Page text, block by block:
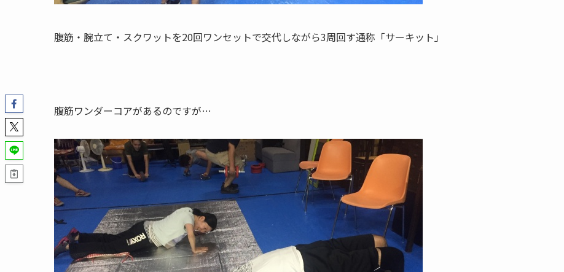
腹筋・腕立て・スクワットを20回ワンセットで交代しながら3周回す通称「サーキット」
腹筋ワンダーコアがあるのですが…